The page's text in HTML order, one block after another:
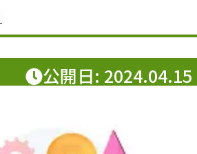
公開日: 2024.04.15